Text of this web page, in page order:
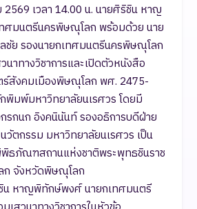
เวลา 14.00 น. นายศิริชิน หาญ
ศมนตรีนครพิษณุโลก พร้อมด้วย นาย
ชัย รองนายกเทศมนตรีนครพิษณุโลก
นาทางวิชาการและเปิดตัวหนังสือ
ร์สังคมเมืองพิษณุโลก พศ. 2475-
พิมพ์มหาวิทยาลัยนเรศวร โดยมี
กนก อิงคนินันท์ รองอธิการบดีฝ่าย
ตกรรม มหาวิทยาลัยนเรศวร เป็น
ธภัณฑสถานแห่งชาติพระพุทธชินราช
ก จังหวัดพิษณุโลก
น หาญพิทักษ์พงศ์ นายกเทศมนตรี